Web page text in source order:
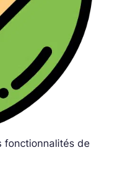
fonctionnalités de